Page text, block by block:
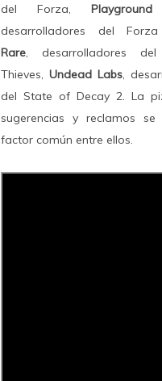
del Forza,
desarrolladores del Forza
Rare , desarrolladores
Thieves, Undead Labs ,
del State of Decay 2. La
sugerencias y reclamos se
factor común entre ellos.